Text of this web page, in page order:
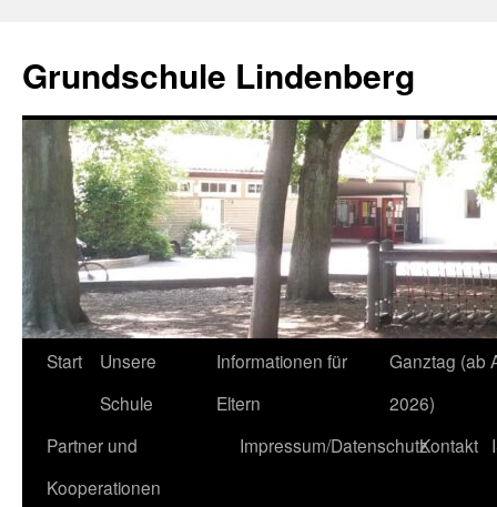
springen
Grundschule Lindenberg
Start
Unsere
Schule
Informationen für
Eltern
Ganztag (ab
2026)
Partner und
Kooperationen
Impressum/DatenschutzKontakt